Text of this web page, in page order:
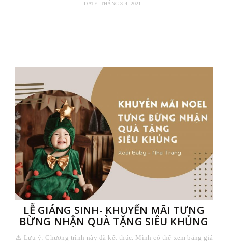
DATE: THÁNG 3 4, 2021
LỄ GIÁNG SINH- KHUYẾN MÃI TƯNG
BỪNG NHẬN QUÀ TẶNG SIÊU KHỦNG
⚠️ Lưu ý: Chương trình này đã kết thúc. Mình có thể xem bảng giá